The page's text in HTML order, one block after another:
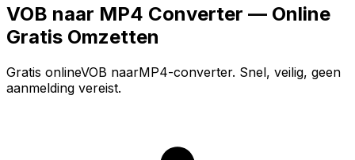
VOB naar MP4 Converter — Online
Gratis Omzetten
Gratis onlineVOB naarMP4-converter. Snel, veilig, geen
aanmelding vereist.